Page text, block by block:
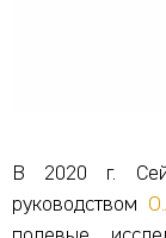
В 2020 г.
руководством